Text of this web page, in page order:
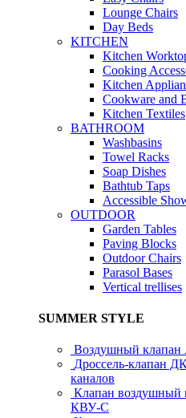
Lounge Chairs
Day Beds
KITCHEN
Kitchen
Cooking
Kitchen
Cookware and
Kitchen Textiles
BATHROOM
Washbasins
Towel Racks
Soap Dishes
Bathtub Taps
Accessible
OUTDOOR
Garden Tables
Paving Blocks
Outdoor Chairs
Parasol Bases
Vertical trellises
SUMMER STYLE
Воздушный клапан
Дроссель-клапан
каналов
Клапан воздушный
КВУ-С